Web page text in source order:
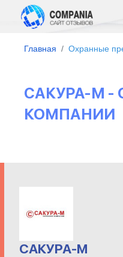
Главная Охранные
САКУРА-М -
КОМПАНИИ
САКУРА-М